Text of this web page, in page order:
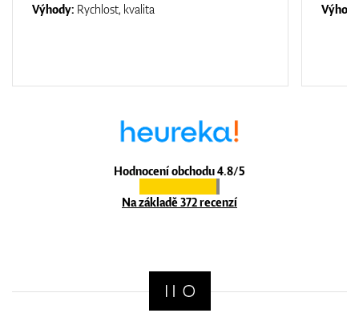
Hodnocení obchodu 4.8/5
Na základě 372 recenzí
Výhody: Rychlost, kvalita